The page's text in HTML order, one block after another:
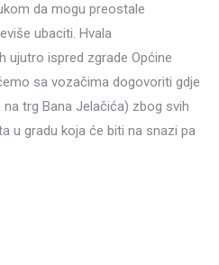
da mogu preostale
ubaciti. Hvala
ujutro ispred zgrade Općine
sa vozačima dogovoriti gdje
trg Bana Jelačića) zbog svih
u gradu koja će biti na snazi pa